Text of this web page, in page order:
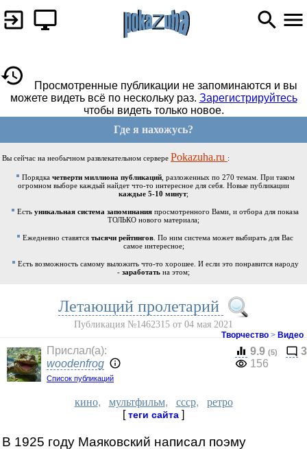
Просмотренные публикации не запоминаются и вы
можете видеть всё по нескольку раз. Зарегистрируйтесь
чтобы видеть только новое.
Где я нахожусь?
Вы сейчас на необычном развлекательном сервере Pokazuha.ru :
Порядка четверти миллиона публикаций, разложенных по 270 темам. При таком
огромном выборе каждый найдет что-то интересное для себя. Новые публикации
каждые 5-10 минут;
Есть уникальная система запоминания просмотренного Вами, и отбора для показа
ТОЛЬКО нового материала;
Ежедневно ставятся тысячи рейтингов . По ним система может выбирать для Вас
самое интересное;
Есть возможность самому выложить что-то хорошее. И если это понравится народу
- заработать на этом;
Летающий пролетарий
Публикация №1462315 от 04 мая 2021
Творчество > Видео
Прислал(a):
woodenfrog
Список публикаций
9.9 (5)
3
156
кино, мультфильм, ссср, ретро
[теги сайта ]
В 1925 году Маяковский написал поэму